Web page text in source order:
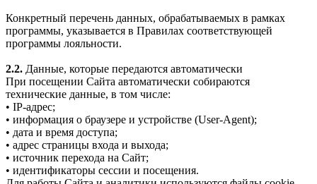
Конкретный перечень данных, обрабатываемых в рамках
программы, указывается в Правилах соответствующей
программы лояльности.
2.2. Данные, которые передаются автоматически
При посещении Сайта автоматически собираются
технические данные, в том числе:
• IP-адрес;
• информация о браузере и устройстве (User-Agent);
• дата и время доступа;
• адрес страницы входа и выхода;
• источник перехода на Сайт;
• идентификаторы сессии и посещения.